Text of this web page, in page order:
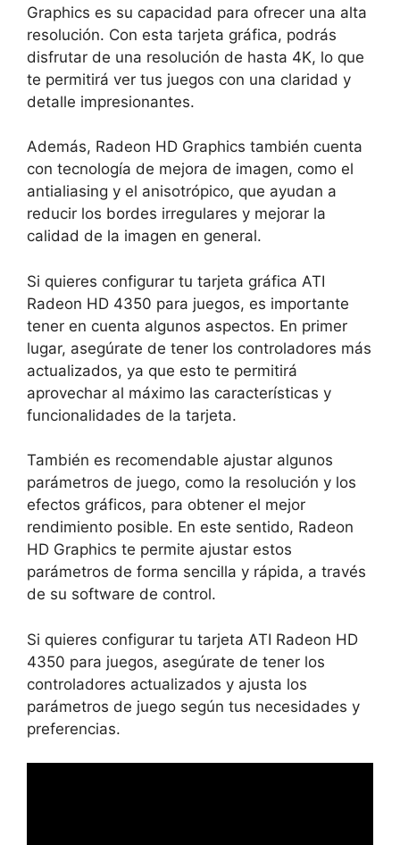
Graphics es su capacidad para ofrecer una alta
resolución. Con esta tarjeta gráfica, podrás
disfrutar de una resolución de hasta 4K, lo que
te permitirá ver tus juegos con una claridad y
detalle impresionantes.
Además, Radeon HD Graphics también cuenta
con tecnología de mejora de imagen, como el
antialiasing y el anisotrópico, que ayudan a
reducir los bordes irregulares y mejorar la
calidad de la imagen en general.
Si quieres configurar tu tarjeta gráfica ATI
Radeon HD 4350 para juegos, es importante
tener en cuenta algunos aspectos. En primer
lugar, asegúrate de tener los controladores más
actualizados, ya que esto te permitirá
aprovechar al máximo las características y
funcionalidades de la tarjeta.
También es recomendable ajustar algunos
parámetros de juego, como la resolución y los
efectos gráficos, para obtener el mejor
rendimiento posible. En este sentido, Radeon
HD Graphics te permite ajustar estos
parámetros de forma sencilla y rápida, a través
de su software de control.
Si quieres configurar tu tarjeta ATI Radeon HD
4350 para juegos, asegúrate de tener los
controladores actualizados y ajusta los
parámetros de juego según tus necesidades y
preferencias.